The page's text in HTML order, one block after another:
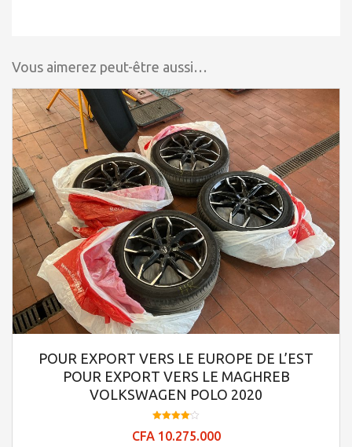
Vous aimerez peut-être aussi…
POUR EXPORT VERS LE EUROPE DE L’EST
POUR EXPORT VERS LE MAGHREB
VOLKSWAGEN POLO 2020
4.09
CFA10.275.000